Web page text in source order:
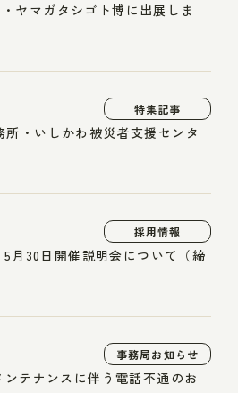
ヤマガタシゴト博に出展しま
特集記事
・いしかわ被災者支援センタ
採用情報
5月30日開催説明会について（締
事務局お知らせ
ンテナンスに伴う電話不通のお